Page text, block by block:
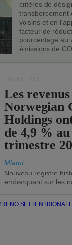
critères de
transbordement
voisins et en
facteur de
pourcentage au
émissions de
Les
Norwegian
Holdings
de 4,9 %
trimestre
Miami
Nouveau registre
embarquant sur les